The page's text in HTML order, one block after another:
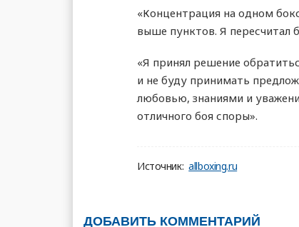
«Концентрация на одном
выше пунктов. Я пересчитал
«Я принял решение
и не буду принимать
любовью, знаниями и
отличного боя споры».
Источник: allboxing.ru
ДОБАВИТЬ КОММЕНТАРИЙ